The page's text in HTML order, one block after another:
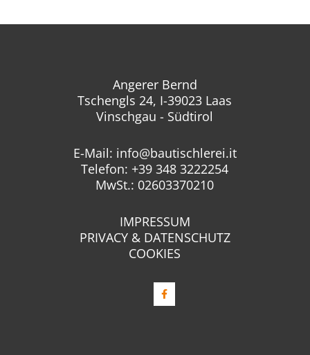
Angerer Bernd
Tschengls 24, I-39023 Laas
Vinschgau - Südtirol
E-Mail: info@bautischlerei.it
Telefon: +39 348 3222254
MwSt.: 02603370210
IMPRESSUM
PRIVACY & DATENSCHUTZ
COOKIES